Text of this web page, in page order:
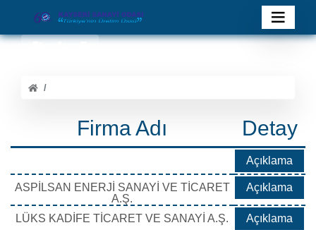
Firma Adı Detay
Açıklama
ASPİLSAN ENERJİ SANAYİ VE TİCARET
A.Ş.
Açıklama
LÜKS KADİFE TİCARET VE SANAYİ A.Ş. Açıklama